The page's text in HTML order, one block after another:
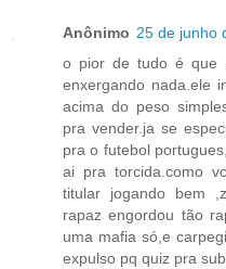
Anônimo 25 de junho
o pior de tudo é que
enxergando nada.ele
acima do peso
pra vender.ja se
pra o futebol
ai pra torcida.como
titular jogando bem
rapaz engordou tão
uma mafia só,e
expulso pq quiz pra